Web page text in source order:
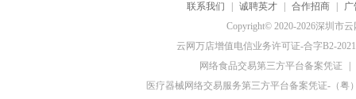
联系我们
诚聘英才 合作招商
广
Copyright© 2020-2026深圳市
云网万店增值电信业务许可证-合字B2-
网络食品交易第三方平台备案凭证
医疗器械网络交易服务第三方平台备案凭证-（粤